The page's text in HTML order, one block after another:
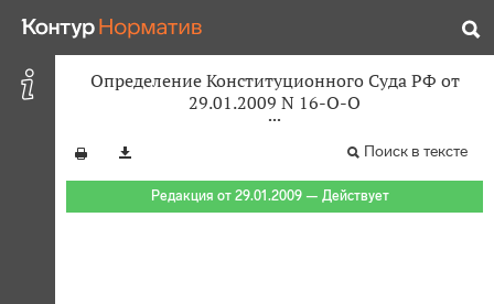
Определение Конституционного Суда РФ от
29.01.2009 N 16-О-О
Поиск в тексте
Редакция от 29.01.2009 — Действует